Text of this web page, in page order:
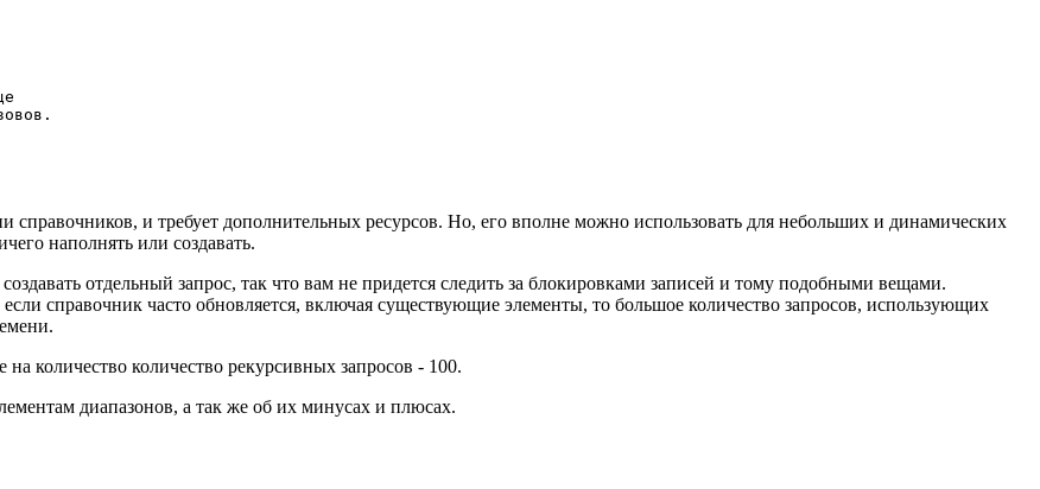
справочников, и требует дополнительных ресурсов. Но, его вполне можно использовать для небольших и динамических
наполнять или создавать.
отдельный запрос, так что вам не придется следить за блокировками записей и тому подобными вещами.
справочник часто обновляется, включая существующие элементы, то большое количество запросов, использующих
количество количество рекурсивных запросов - 100.
диапазонов, а так же об их минусах и плюсах.